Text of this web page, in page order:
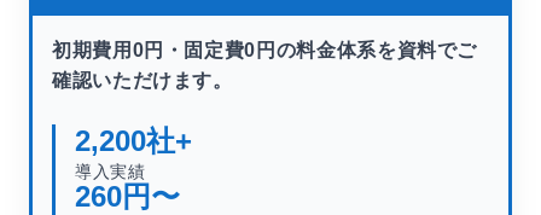
初期費用0円・固定費0円の料金体系を資料でご
確認いただけます。
2,200社+
導入実績
260円〜